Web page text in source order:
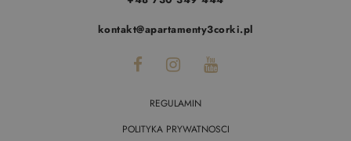
kontakt@apartamenty3corki.pl
REGULAMIN
POLITYKA PRYWATNOSCI